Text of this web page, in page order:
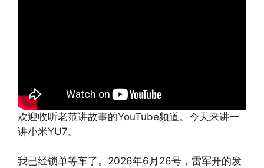
欢迎收听老范讲故事的YouTube频道。今天来讲一
讲小米YU7。
我已经锁单等车了。2026年6月26号，雷军开的发